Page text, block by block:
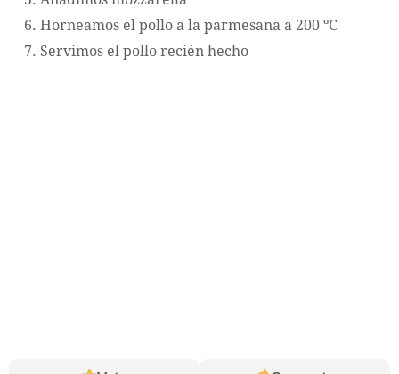
Horneamos el pollo a la parmesana a 200 ºC
Servimos el pollo recién hecho